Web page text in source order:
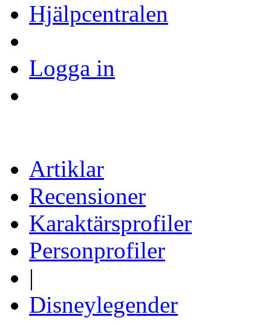
Hjälpcentralen
Logga in
Artiklar
Recensioner
Karaktärsprofiler
Personprofiler
|
Disneylegender